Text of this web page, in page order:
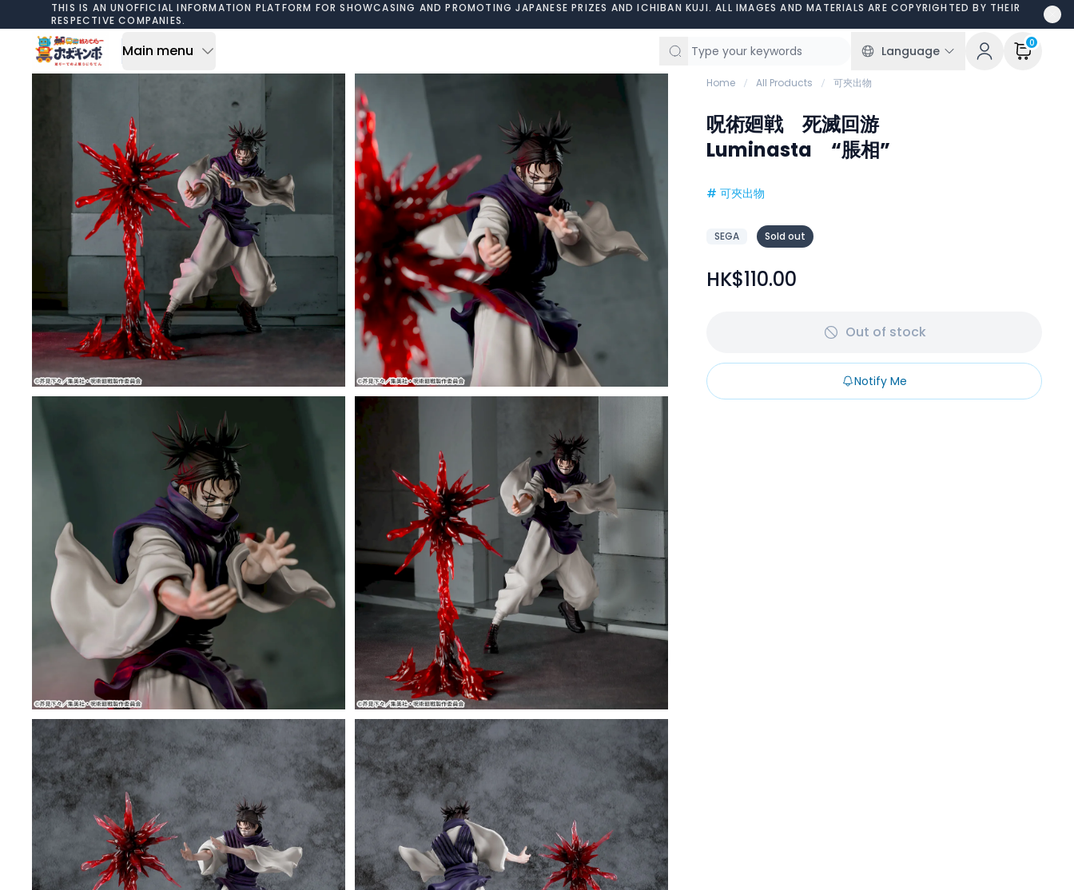
Skip to contentTHIS IS AN UNOFFICIAL INFORMATION PLATFORM FOR SHOWCASING AND PROMOTING JAPANESE PRIZES AND ICHIBAN KUJI. ALL IMAGES AND MATERIALS ARE COPYRIGHTED BY THEIR
RESPECTIVE COMPANIES.
Main menu Language
0
Home All Products 可夾出物
呪術廻戦 死滅回游
Luminasta “脹相”
# 可夾出物
SEGA Sold out
HK$110.00
Out of stock
Notify Me